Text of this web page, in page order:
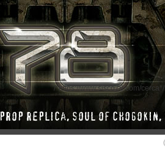
/*https://www.sisco78.com/cerca*/